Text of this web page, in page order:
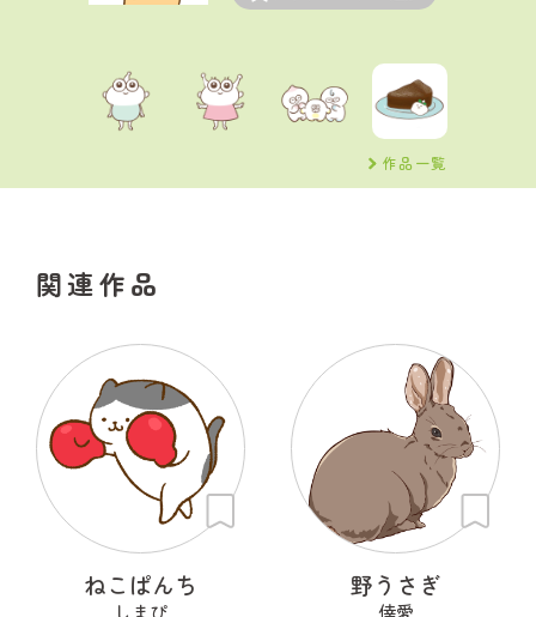
作品一覧
関連作品
ねこぱんち
しまぴ
野うさぎ
倖愛